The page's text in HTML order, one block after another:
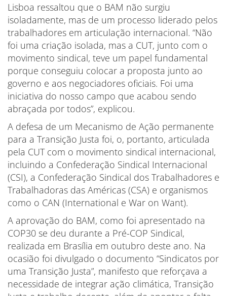
Lisboa ressaltou que o BAM não surgiu
isoladamente, mas de um processo liderado pelos
trabalhadores em articulação internacional. “Não
foi uma criação isolada, mas a CUT, junto com o
movimento sindical, teve um papel fundamental
porque conseguiu colocar a proposta junto ao
governo e aos negociadores oficiais. Foi uma
iniciativa do nosso campo que acabou sendo
abraçada por todos”, explicou.
A defesa de um Mecanismo de Ação permanente
para a Transição Justa foi, o, portanto, articulada
pela CUT com o movimento sindical internacional,
incluindo a Confederação Sindical Internacional
(CSI), a Confederação Sindical dos Trabalhadores e
Trabalhadoras das Américas (CSA) e organismos
como o CAN (International e War on Want).
A aprovação do BAM, como foi apresentado na
COP30 se deu durante a Pré-COP Sindical,
realizada em Brasília em outubro deste ano. Na
ocasião foi divulgado o documento “Sindicatos por
uma Transição Justa”, manifesto que reforçava a
necessidade de integrar ação climática, Transição